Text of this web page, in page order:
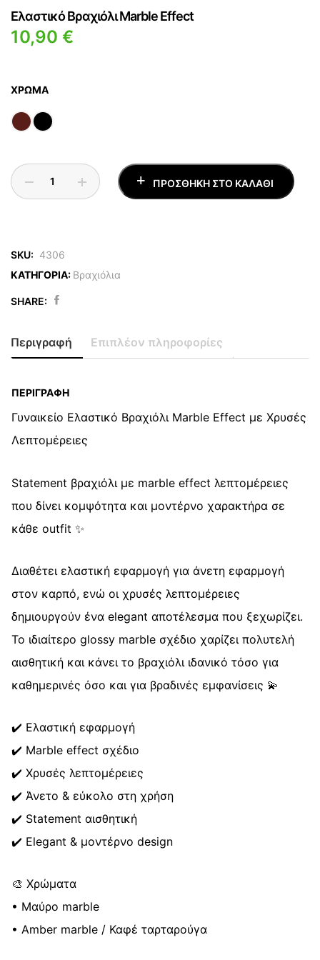
Ελαστικό Βραχιόλι Marble Effect
10,90 €
ΧΡΏΜΑ
Βραχιόλι
Marble
quantity
ΠΡΟΣΘΉΚΗ ΣΤΟ ΚΑΛΆΘΙ
SKU: 4306
ΚΑΤΗΓΟΡΙΑ: Βραχιόλια
SHARE:
Περιγραφή Επιπλέον πληροφορίες
ΠΕΡΙΓΡΑΦΉ
Γυναικείο Ελαστικό Βραχιόλι Marble Effect με Χρυσές
Λεπτομέρειες
Statement βραχιόλι με marble effect λεπτομέρειες
που δίνει κομψότητα και μοντέρνο χαρακτήρα σε
κάθε outfit ✨
Διαθέτει ελαστική εφαρμογή για άνετη εφαρμογή
στον καρπό, ενώ οι χρυσές λεπτομέρειες
δημιουργούν ένα elegant αποτέλεσμα που ξεχωρίζει.
Το ιδιαίτερο glossy marble σχέδιο χαρίζει πολυτελή
αισθητική και κάνει το βραχιόλι ιδανικό τόσο για
καθημερινές όσο και για βραδινές εμφανίσεις 💫
✔️ Ελαστική εφαρμογή
✔️ Marble effect σχέδιο
✔️ Χρυσές λεπτομέρειες
✔️ Άνετο & εύκολο στη χρήση
✔️ Statement αισθητική
✔️ Elegant & μοντέρνο design
🎨 Χρώματα
• Μαύρο marble
• Amber marble / Καφέ ταρταρούγα